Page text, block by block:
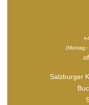
(Montag
Salzburger